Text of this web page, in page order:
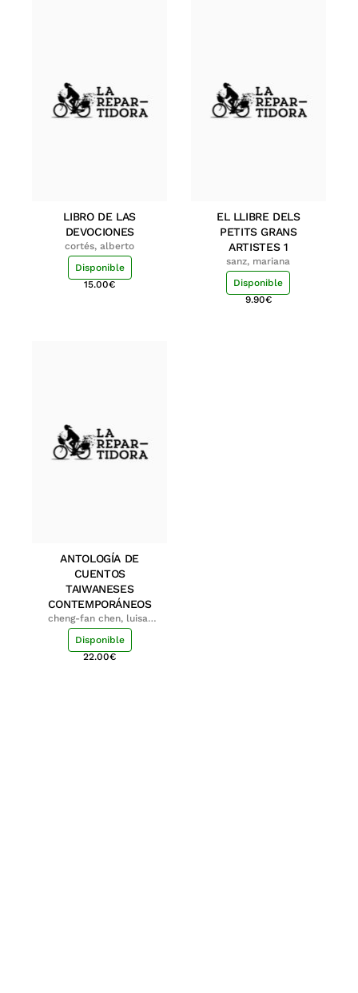
LIBRO DE LAS
DEVOCIONES
cortés, alberto
Disponible
15.00€
EL LLIBRE DELS
PETITS GRANS
ARTISTES 1
sanz, mariana
Disponible
9.90€
ANTOLOGÍA DE
CUENTOS
TAIWANESES
CONTEMPORÁNEOS
cheng-fan chen, luisa;
shu-ying chang, luisa
Disponible
22.00€